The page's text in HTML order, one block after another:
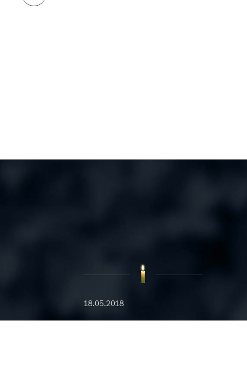
18.05.2018